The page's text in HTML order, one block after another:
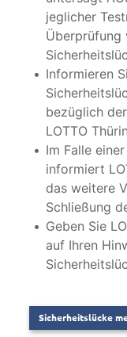
jeglicher
Überprüfung
Informieren
bezüglich
LOTTO
Im Falle
informiert
das weitere
Schließung
Geben Sie
auf Ihren
Sicherheitslücke